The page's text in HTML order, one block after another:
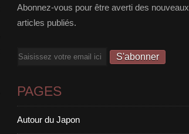
Abonnez-vous pour être averti des nouveaux
articles publiés.
Email
PAGES
Autour du Japon